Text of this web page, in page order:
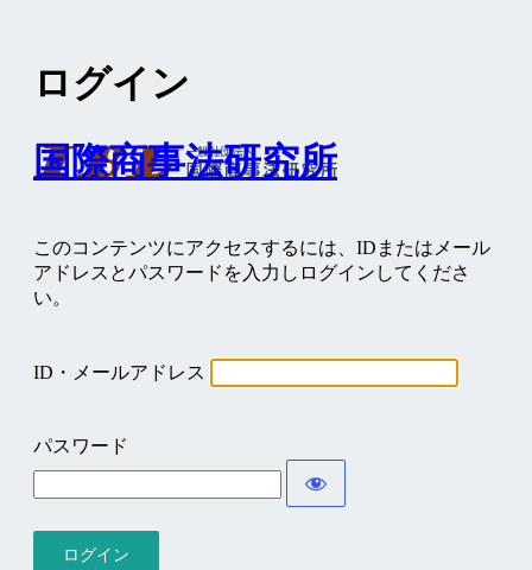
ログイン
国際商事法研究所
このコンテンツにアクセスするには、IDまたはメール
アドレスとパスワードを入力しログインしてくださ
い。
ID・メールアドレス
パスワード